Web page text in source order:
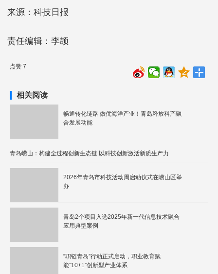
来源：科技日报
责任编辑：李颉
点赞 7
相关阅读
畅通转化链路 做优海洋产业！青岛释放科产融
合发展动能
青岛崂山：构建全过程创新生态链 以科技创新激活新质生产力
2026年青岛市科技活动周启动仪式在崂山区举
办
青岛2个项目入选2025年新一代信息技术融合
应用典型案例
“职链青岛”行动正式启动，职业教育赋
能“10+1”创新型产业体系